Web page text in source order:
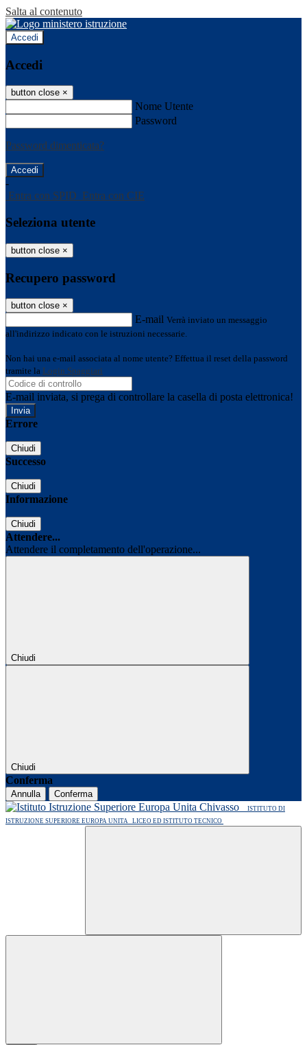
Salta al contenuto
Accedi
Accedi
button close ×
Nome Utente
Password
Password dimenticata?
-
Entra con SPID Entra con CIE
Seleziona utente
button close ×
Recupero password
button close ×
E-mail Verrà inviato un messaggio
all'indirizzo indicato con le istruzioni necessarie.
Non hai una e-mail associata al nome utente? Effettua il reset della password
tramite la Login Spaggiari
E-mail inviata, si prega di controllare la casella di posta elettronica!
Errore
Chiudi
Successo
Chiudi
Informazione
Chiudi
Attendere...
Attendere il completamento dell'operazione...
Chiudi
Chiudi
Conferma
Annulla Conferma
ISTITUTO DI
ISTRUZIONE SUPERIORE EUROPA UNITA LICEO ED ISTITUTO TECNICO